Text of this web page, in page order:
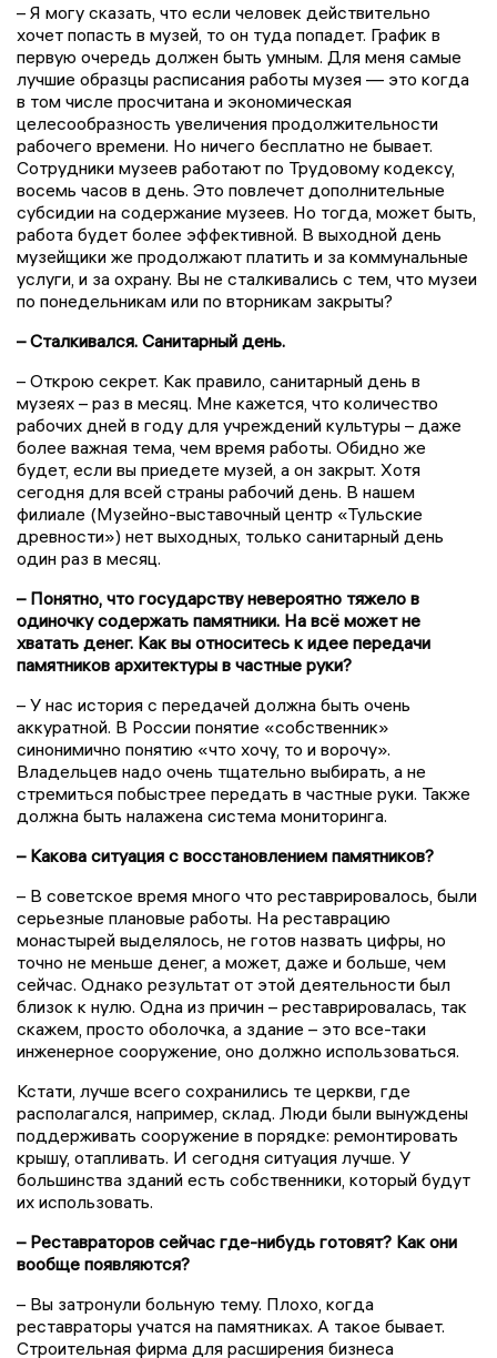
– Я могу сказать, что если человек действительно
хочет попасть в музей, то он туда попадет. График в
первую очередь должен быть умным. Для меня самые
лучшие образцы расписания работы музея — это когда
в том числе просчитана и экономическая
целесообразность увеличения продолжительности
рабочего времени. Но ничего бесплатно не бывает.
Сотрудники музеев работают по Трудовому кодексу,
восемь часов в день. Это повлечет дополнительные
субсидии на содержание музеев. Но тогда, может быть,
работа будет более эффективной. В выходной день
музейщики же продолжают платить и за коммунальные
услуги, и за охрану. Вы не сталкивались с тем, что музеи
по понедельникам или по вторникам закрыты?
– Сталкивался. Санитарный день.
– Открою секрет. Как правило, санитарный день в
музеях – раз в месяц. Мне кажется, что количество
рабочих дней в году для учреждений культуры – даже
более важная тема, чем время работы. Обидно же
будет, если вы приедете музей, а он закрыт. Хотя
сегодня для всей страны рабочий день. В нашем
филиале (Музейно-выставочный центр «Тульские
древности») нет выходных, только санитарный день
один раз в месяц.
– Понятно, что государству невероятно тяжело в
одиночку содержать памятники. На всё может не
хватать денег. Как вы относитесь к идее передачи
памятников архитектуры в частные руки?
– У нас история с передачей должна быть очень
аккуратной. В России понятие «собственник»
синонимично понятию «что хочу, то и ворочу».
Владельцев надо очень тщательно выбирать, а не
стремиться побыстрее передать в частные руки. Также
должна быть налажена система мониторинга.
– Какова ситуация с восстановлением памятников?
– В советское время много что реставрировалось, были
серьезные плановые работы. На реставрацию
монастырей выделялось, не готов назвать цифры, но
точно не меньше денег, а может, даже и больше, чем
сейчас. Однако результат от этой деятельности был
близок к нулю. Одна из причин – реставрировалась, так
скажем, просто оболочка, а здание – это все-таки
инженерное сооружение, оно должно использоваться.
Кстати, лучше всего сохранились те церкви, где
располагался, например, склад. Люди были вынуждены
поддерживать сооружение в порядке: ремонтировать
крышу, отапливать. И сегодня ситуация лучше. У
большинства зданий есть собственники, который будут
их использовать.
– Реставраторов сейчас где-нибудь готовят? Как они
вообще появляются?
– Вы затронули больную тему. Плохо, когда
реставраторы учатся на памятниках. А такое бывает.
Строительная фирма для расширения бизнеса